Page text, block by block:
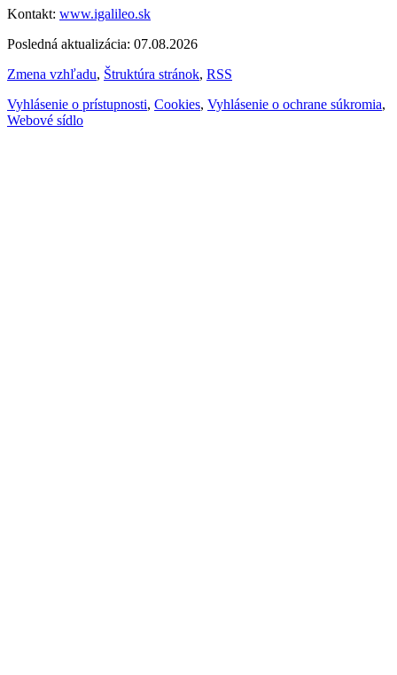
Kontakt: www.igalileo.sk
Posledná aktualizácia: 07.08.2026
Zmena vzhľadu, Štruktúra stránok, RSS
Vyhlásenie o prístupnosti, Cookies, Vyhlásenie o ochrane súkromia,
Webové sídlo